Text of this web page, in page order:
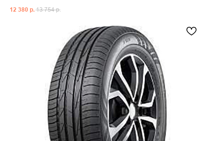
12 380 р. 13 754 р.